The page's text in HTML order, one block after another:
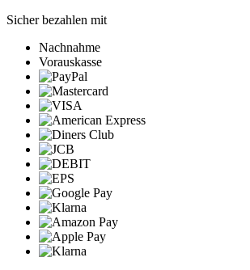
Sicher bezahlen mit
Nachnahme
Vorauskasse